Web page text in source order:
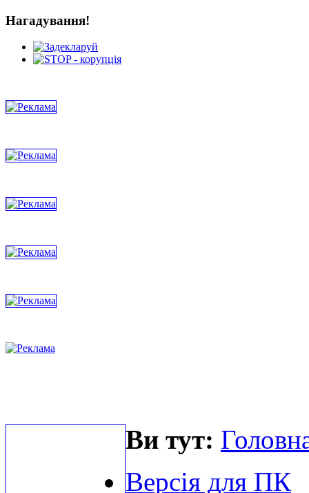
Нагадування!
Ви тут:
Версія для ПК